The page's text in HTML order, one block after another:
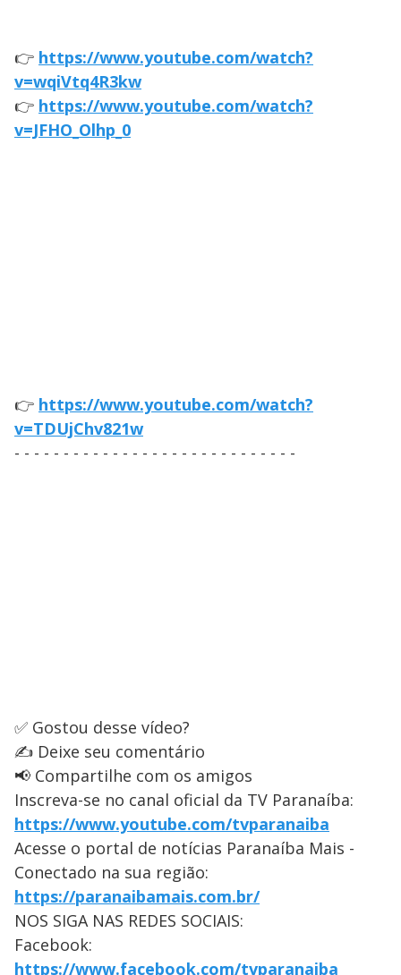
👉 https://www.youtube.com/watch?
v=wqiVtq4R3kw
👉 https://www.youtube.com/watch?
v=JFHO_Olhp_0
👉 https://www.youtube.com/watch?
v=TDUjChv821w
- - - - - - - - - - - - - - - - - - - - - - - - - - - - -
✅ Gostou desse vídeo?
✍️ Deixe seu comentário
📢 Compartilhe com os amigos
Inscreva-se no canal oficial da TV Paranaíba:
https://www.youtube.com/tvparanaiba
Acesse o portal de notícias Paranaíba Mais -
Conectado na sua região:
https://paranaibamais.com.br/
NOS SIGA NAS REDES SOCIAIS:
Facebook:
https://www.facebook.com/tvparanaiba